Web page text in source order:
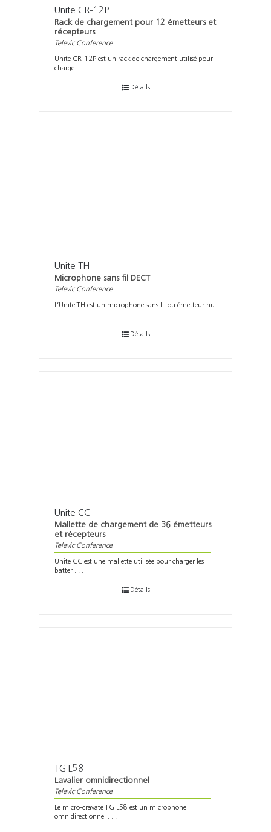
Unite CR-12P
Rack de chargement pour 12 émetteurs et
récepteurs
Televic Conference
Unite CR-12P est un rack de chargement utilisé pour
charge . . .
Détails
Unite TH
Microphone sans fil DECT
Televic Conference
L’Unite TH est un microphone sans fil ou émetteur nu
. . .
Détails
Unite CC
Mallette de chargement de 36 émetteurs
et récepteurs
Televic Conference
Unite CC est une mallette utilisée pour charger les
batter . . .
Détails
TG L58
Lavalier omnidirectionnel
Televic Conference
Le micro-cravate TG L58 est un microphone
omnidirectionnel . . .